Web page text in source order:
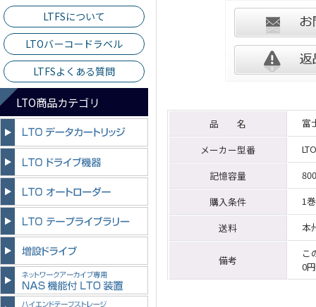
LTFSについて
LTOバーコードラベル
LTFSよくある質問
LTO商品カテゴリ
品 名
富
メーカー型番
記憶容量
購入条件
1
送料
本
備考
こ
0